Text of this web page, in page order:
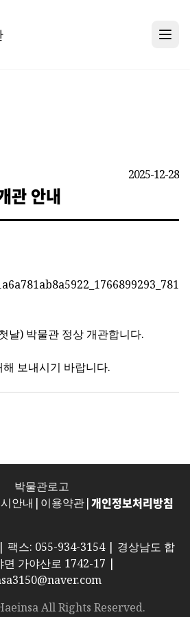
메뉴
2025-12-28
관 안내
날) 박물관 정상 개관합니다.
보내시기 바랍니다.
안내 | 이용약관|개인정보처리방침
팩스: 055-934-3154 | 경상남도 합
면 가야산로 1742-17 |
All Rights Reserved.